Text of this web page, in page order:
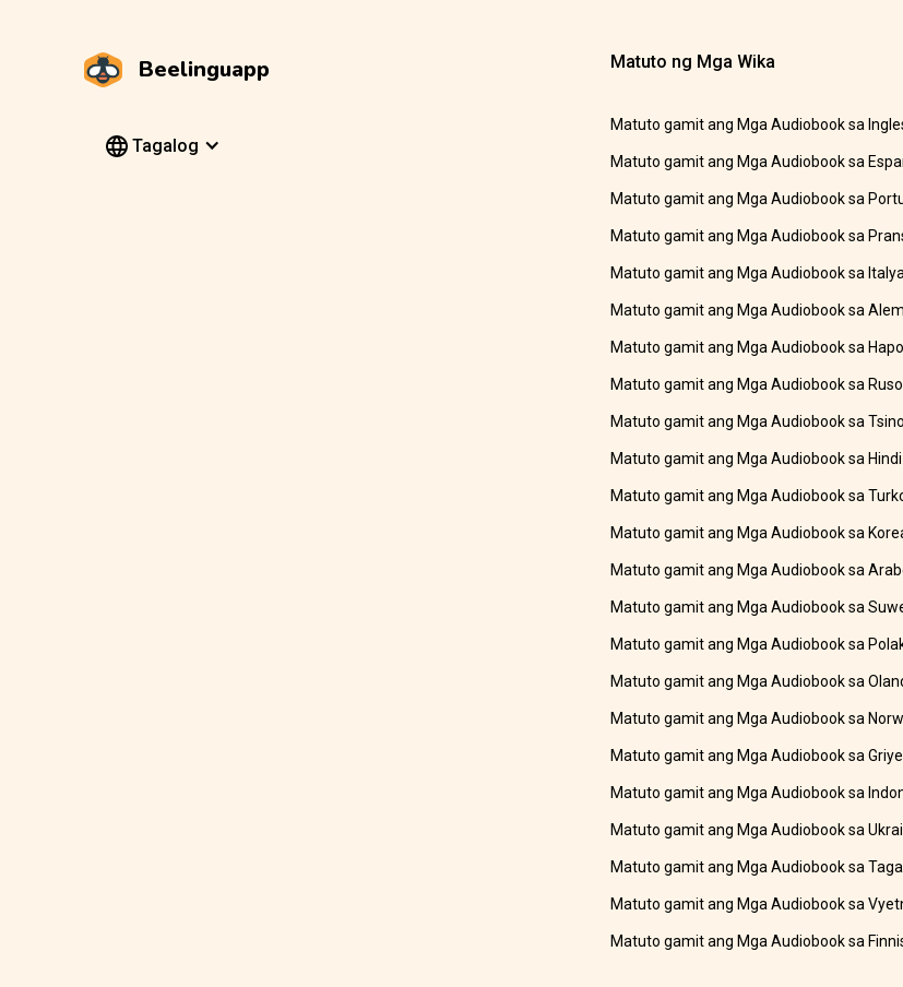
Beelinguapp
Tagalog
Matuto ng Mga Wika
Matuto gamit ang Mga Audiobook sa
Matuto gamit ang Mga Audiobook sa
Matuto gamit ang Mga Audiobook sa
Matuto gamit ang Mga Audiobook sa
Matuto gamit ang Mga Audiobook sa
Matuto gamit ang Mga Audiobook sa
Matuto gamit ang Mga Audiobook sa
Matuto gamit ang Mga Audiobook sa Ruso
Matuto gamit ang Mga Audiobook sa Tsino
Matuto gamit ang Mga Audiobook sa Hindi
Matuto gamit ang Mga Audiobook sa
Matuto gamit ang Mga Audiobook sa
Matuto gamit ang Mga Audiobook sa
Matuto gamit ang Mga Audiobook sa
Matuto gamit ang Mga Audiobook sa
Matuto gamit ang Mga Audiobook sa
Matuto gamit ang Mga Audiobook sa
Matuto gamit ang Mga Audiobook sa
Matuto gamit ang Mga Audiobook sa
Matuto gamit ang Mga Audiobook sa
Matuto gamit ang Mga Audiobook sa
Matuto gamit ang Mga Audiobook sa
Matuto gamit ang Mga Audiobook sa